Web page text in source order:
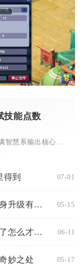
技能点数
到 07-01
秦时明月手游的神将法身升级有什么要注意的 05-15
摩尔庄园冰激凌滑板买了怎么才能用起来 06-11
妙之处 05-17